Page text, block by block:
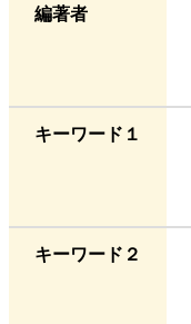
編著者
キーワード１
キーワード２